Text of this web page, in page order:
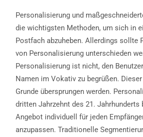
Personalisierung und
die wichtigsten Methoden, um sich in
Postfach abzuheben. Allerdings sollte
von Personalisierung unterschieden
Personalisierung ist nicht, den
Namen im Vokativ zu begrüßen.
Grunde übersprungen werden.
dritten Jahrzehnt des 21. Jahrhunderts
Angebot individuell für jeden
anzupassen. Traditionelle